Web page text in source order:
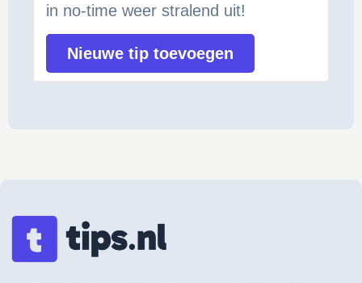
in no-time weer stralend uit!
Nieuwe tip toevoegen